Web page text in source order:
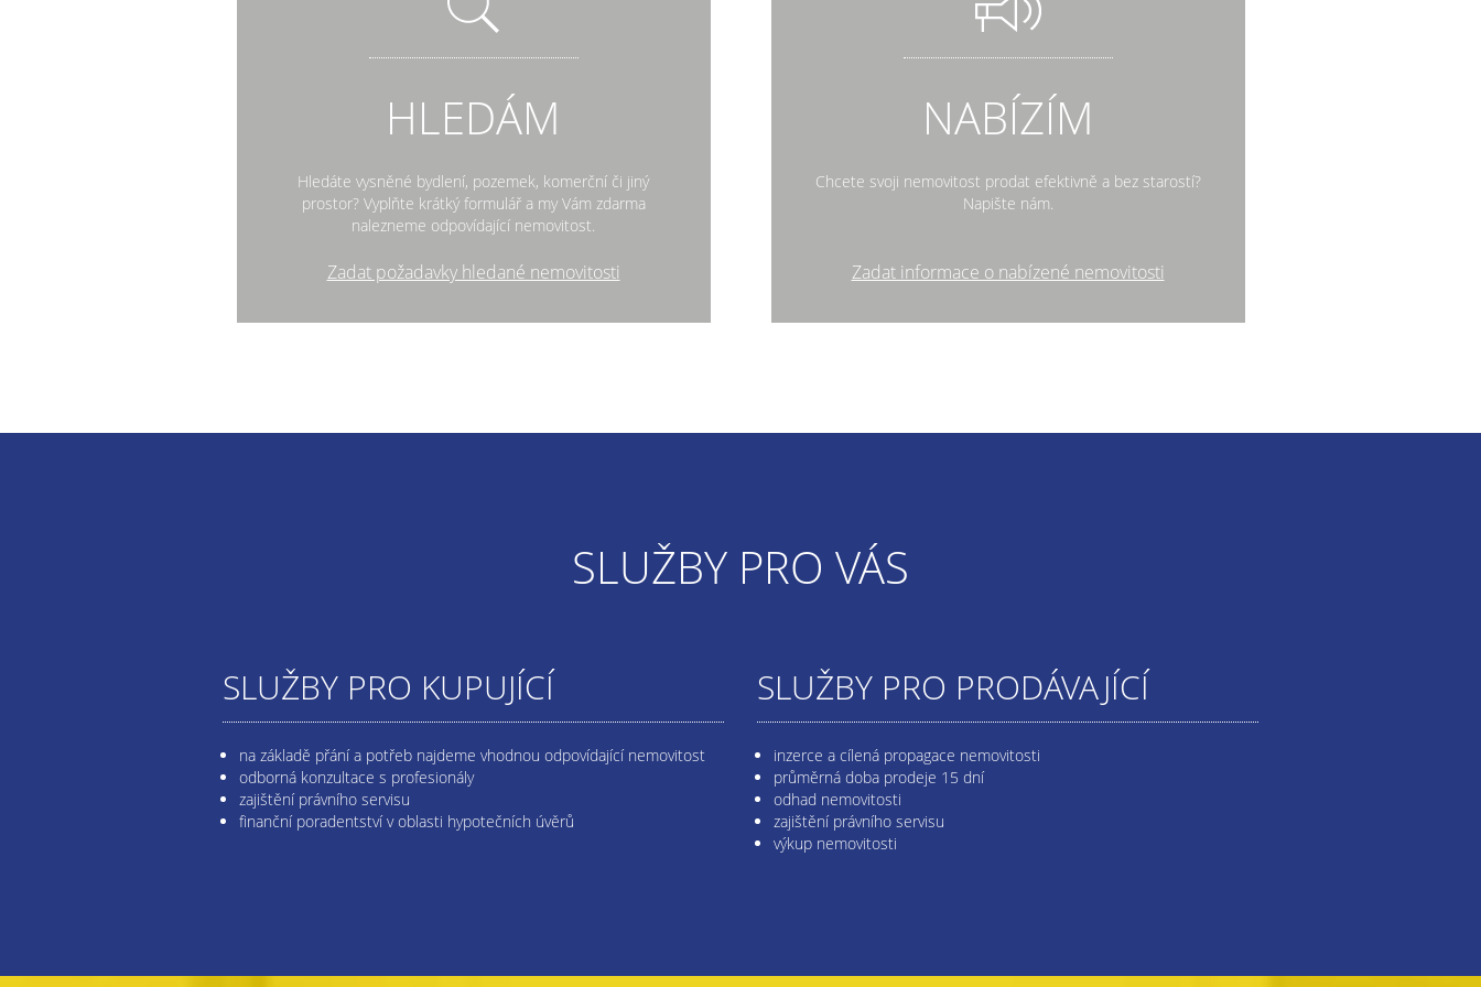
HLEDÁM
Hledáte vysněné bydlení, pozemek, komerční či jiný
prostor? Vyplňte krátký formulář a my Vám zdarma
nalezneme odpovídající nemovitost.
Zadat požadavky hledané nemovitosti
NABÍZÍM
Chcete svoji nemovitost prodat efektivně a bez starostí?
Napište nám.
Zadat informace o nabízené nemovitosti
SLUŽBY PRO VÁS
SLUŽBY PRO KUPUJÍCÍ
na základě přání a potřeb najdeme vhodnou odpovídající nemovitost
odborná konzultace s profesionály
zajištění právního servisu
finanční poradentství v oblasti hypotečních úvěrů
SLUŽBY PRO PRODÁVAJÍCÍ
inzerce a cílená propagace nemovitosti
průměrná doba prodeje 15 dní
odhad nemovitosti
zajištění právního servisu
výkup nemovitosti